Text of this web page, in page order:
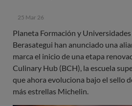
25 Mar 26
Planeta Formación y
Berasategui han anunciado una
marca el inicio de una etapa
Culinary Hub (BCH), la escuela
que ahora evoluciona bajo el sello
más estrellas Michelin.